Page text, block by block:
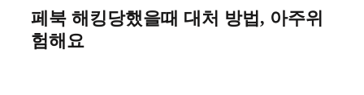
페북 해킹당했을때 대처 방법, 아주위
험해요